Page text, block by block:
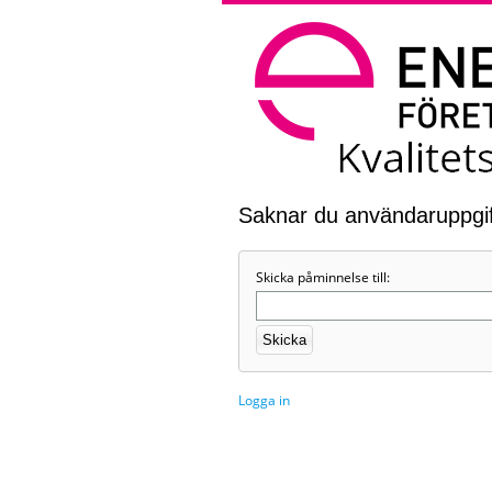
Saknar du
Skicka påminnelse till:
Logga in